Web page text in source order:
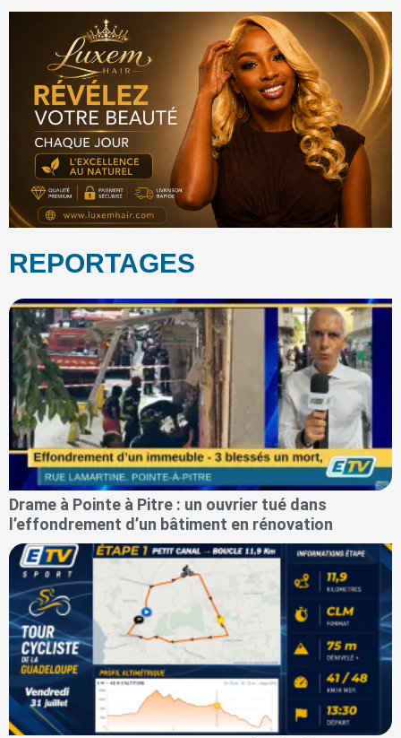
REPORTAGES
Drame à Pointe à Pitre : un ouvrier tué dans
l’effondrement d’un bâtiment en rénovation